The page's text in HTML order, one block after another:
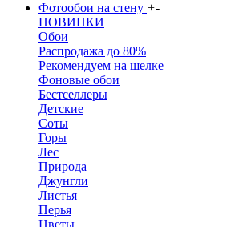
Фотообои на стену +-
НОВИНКИ
Обои
Распродажа до 80%
Рекомендуем на шелке
Фоновые обои
Бестселлеры
Детские
Соты
Горы
Лес
Природа
Джунгли
Листья
Перья
Цветы